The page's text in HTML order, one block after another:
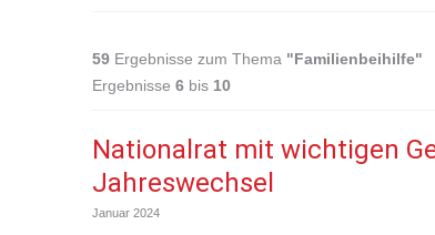
59 Ergebnisse zum Thema "Familienbeihilfe"
Ergebnisse 6 bis 10
Nationalrat mit wichtigen
Jahreswechsel
Januar 2024